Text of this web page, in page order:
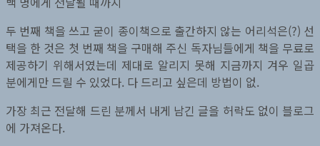
의
30
년
수
익
률
두 번째 책을 쓰고 굳이 종이책으로 출간하지 않는 어리석은(?) 선
택을 한 것은 첫 번째 책을 구매해 주신 독자님들에게 책을 무료로
제공하기 위해서였는데 제대로 알리지 못해 지금까지 겨우 일곱
분에게만 드릴 수 있었다. 다 드리고 싶은데 방법이 없.
가장 최근 전달해 드린 분께서 내게 남긴 글을 허락도 없이 블로그
에 가져온다.